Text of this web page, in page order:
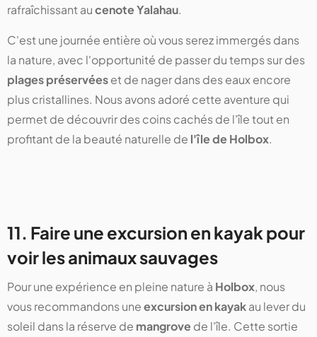
rafraîchissant aucenote Yalahau.
C'est une journée entière où vous serez immergés dans
la nature, avec l'opportunité de passer du temps sur des
plages préservéeset de nager dans des eaux encore
plus cristallines. Nous avons adoré cette aventure qui
permet de découvrir des coins cachés de l'île tout en
profitant de la beauté naturelle de l'île de Holbox.
11. Faire une excursion en kayak pour
voir les animaux sauvages
Pour une expérience en pleine nature à Holbox, nous
vous recommandons uneexcursion en kayakau lever du
soleil dans la réserve de mangrovede l'île. Cette sortie